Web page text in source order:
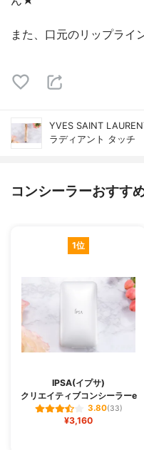
また、口元のリップラ
YVES SAINT
ラディアント タッチ
コンシーラーおすす
1位
IPSA(イプサ)
クリエイティブコンシーラーe
3.80(33)
¥3,160